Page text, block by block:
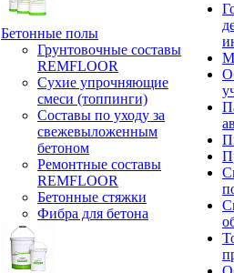
Бетонные полы
Грунтовочные составы
REMFLOOR
Сухие упрочняющие
смеси (топпинги)
Составы по уходу за
свежевыложенным
бетоном
Ремонтные составы
REMFLOOR
Бетонные стяжки
Фибра для бетона